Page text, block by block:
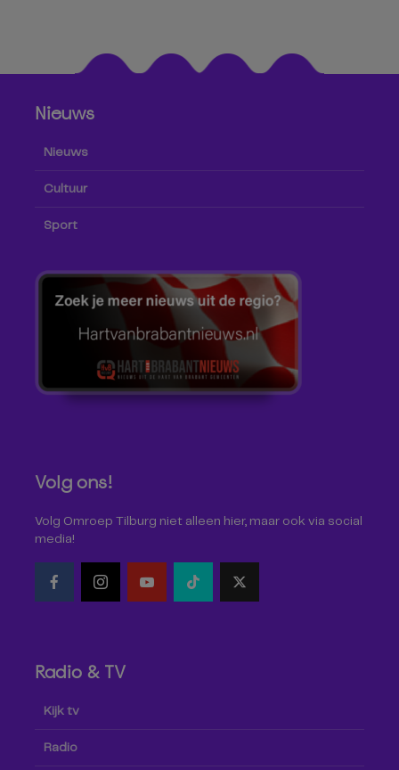
Nieuws
Nieuws
Cultuur
Sport
Volg ons!
Volg Omroep Tilburg niet alleen hier, maar ook via social
media!
Radio & TV
Kijk tv
Radio